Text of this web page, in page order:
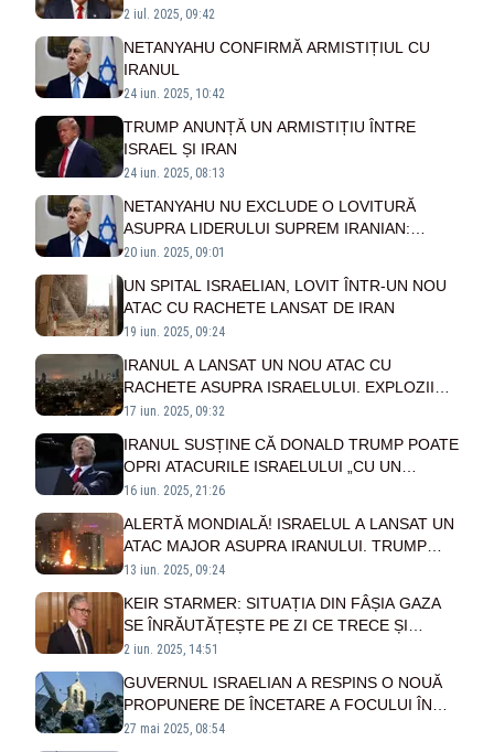
GAZA
2 iul. 2025, 09:42
NETANYAHU CONFIRMĂ ARMISTIȚIUL CU
IRANUL
24 iun. 2025, 10:42
TRUMP ANUNȚĂ UN ARMISTIȚIU ÎNTRE
ISRAEL ȘI IRAN
24 iun. 2025, 08:13
NETANYAHU NU EXCLUDE O LOVITURĂ
ASUPRA LIDERULUI SUPREM IRANIAN:
„NIMENI NU ESTE IMUN”. TOATE OPȚIUNILE
20 iun. 2025, 09:01
UN SPITAL ISRAELIAN, LOVIT ÎNTR-UN NOU
ATAC CU RACHETE LANSAT DE IRAN
19 iun. 2025, 09:24
IRANUL A LANSAT UN NOU ATAC CU
RACHETE ASUPRA ISRAELULUI. EXPLOZII
PUTERNICE LA TEL AVIV ȘI IERUSALIM
17 iun. 2025, 09:32
IRANUL SUSȚINE CĂ DONALD TRUMP POATE
OPRI ATACURILE ISRAELULUI „CU UN
SINGUR APEL TELEFONIC”
16 iun. 2025, 21:26
ALERTĂ MONDIALĂ! ISRAELUL A LANSAT UN
ATAC MAJOR ASUPRA IRANULUI. TRUMP
REUNEȘTE CONSILIUL DE SECURITATE
13 iun. 2025, 09:24
KEIR STARMER: SITUAȚIA DIN FÂȘIA GAZA
SE ÎNRĂUTĂȚEȘTE PE ZI CE TRECE ȘI
NECESITĂ ACȚIUNI URGENTE
2 iun. 2025, 14:51
GUVERNUL ISRAELIAN A RESPINS O NOUĂ
PROPUNERE DE ÎNCETARE A FOCULUI ÎN
GAZA
27 mai 2025, 08:54